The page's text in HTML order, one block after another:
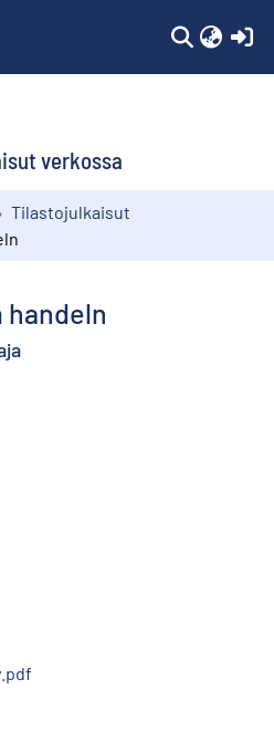
verkossa
Tilastojulkaisut
handeln